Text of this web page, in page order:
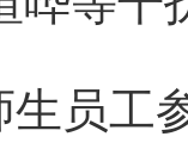
生员工